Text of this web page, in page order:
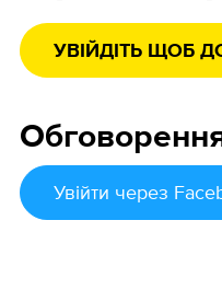
УВІЙДІТЬ ЩОБ
Увійти через